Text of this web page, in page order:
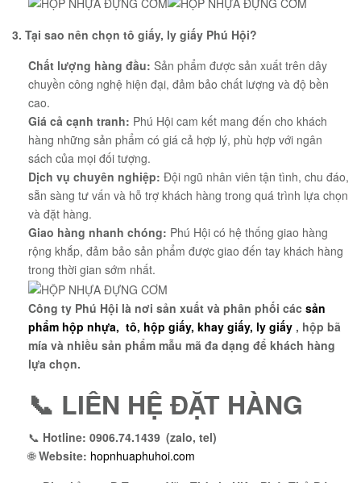
3. Tại sao nên chọn tô giấy, ly giấy Phú Hội?
Chất lượng hàng đầu: Sản phẩm được sản xuất trên dây
chuyền công nghệ hiện đại, đảm bảo chất lượng và độ bền
cao.
Giá cả cạnh tranh: Phú Hội cam kết mang đến cho khách
hàng những sản phẩm có giá cả hợp lý, phù hợp với ngân
sách của mọi đối tượng.
Dịch vụ chuyên nghiệp: Đội ngũ nhân viên tận tình, chu đáo,
sẵn sàng tư vấn và hỗ trợ khách hàng trong quá trình lựa chọn
và đặt hàng.
Giao hàng nhanh chóng: Phú Hội có hệ thống giao hàng
rộng khắp, đảm bảo sản phẩm được giao đến tay khách hàng
trong thời gian sớm nhất.
Công ty Phú Hội là nơi sản xuất và phân phối các sản
phẩm hộp nhựa, tô, hộp giấy, khay giấy, ly giấy , hộp bã
mía và nhiều sản phẩm mẫu mã đa dạng để khách hàng
lựa chọn.
📞 LIÊN HỆ ĐẶT HÀNG
📞 Hotline: 0906.74.1439 (zalo, tel)
🌐Website: hopnhuaphuhoi.com